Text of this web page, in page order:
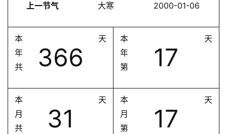
上一节气 大寒 2000-01-06
本
年
共
366
天
本
年
第
17
天
本
月
共
31
天
本
月
第
17
天